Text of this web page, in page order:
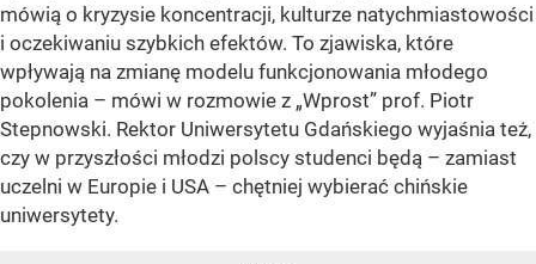
mówią o kryzysie koncentracji, kulturze natychmiastowości
i oczekiwaniu szybkich efektów. To zjawiska, które
wpływają na zmianę modelu funkcjonowania młodego
pokolenia – mówi w rozmowie z „Wprost” prof. Piotr
Stepnowski. Rektor Uniwersytetu Gdańskiego wyjaśnia też,
czy w przyszłości młodzi polscy studenci będą – zamiast
uczelni w Europie i USA – chętniej wybierać chińskie
uniwersytety.